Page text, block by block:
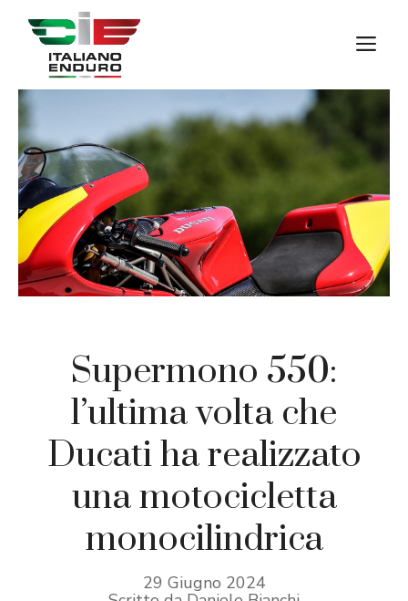
contenuto
Supermono 550:
l’ultima volta che
Ducati ha realizzato
una motocicletta
monocilindrica
29 Giugno 2024